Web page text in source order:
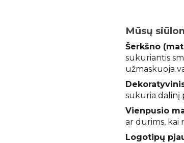
Mūsų
Šerkšno
sukuriantis
užmaskuoja
sukuria dalinį
Vienpusio
ar durims, kai
Logotipų